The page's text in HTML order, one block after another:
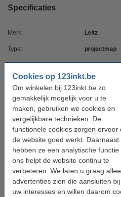
Cookies op 123inkt.be
Om winkelen bij 123inkt.be zo
gemakkelijk mogelijk voor u te
maken, gebruiken we cookies en
vergelijkbare technieken. De
functionele cookies zorgen ervoor
de website goed werkt. Daarnaast
hebben ze een analytische functie
ons helpt de website continu te
verbeteren. We laten u graag
advertenties zien die aansluiten bij
uw interesses en willen daarom
Specificaties
Merk: Leitz
Type: projectmap
Vakken: 1
Ons artikelnr:
Winstpakker! 9 + 1 gratis
Aanbieding: 10x Leitz
drukknop blauw (1 vak)
€ 31,50